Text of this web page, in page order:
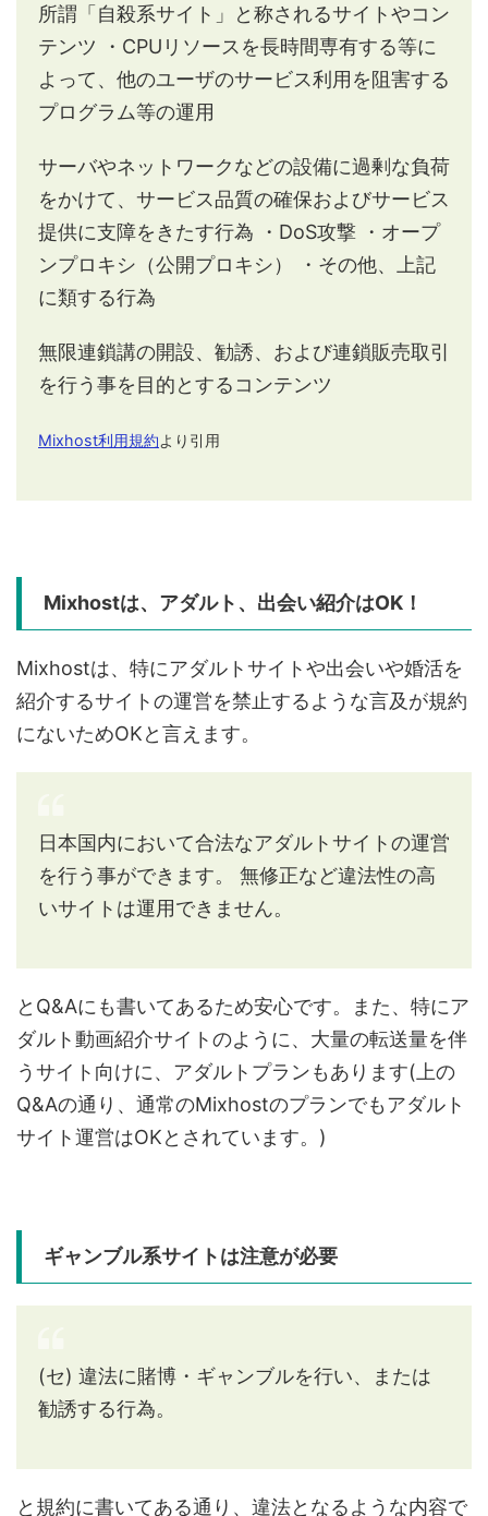
所謂「自殺系サイト」と称されるサイトやコン
テンツ ・CPUリソースを長時間専有する等に
よって、他のユーザのサービス利用を阻害する
プログラム等の運用
サーバやネットワークなどの設備に過剰な負荷
をかけて、サービス品質の確保およびサービス
提供に支障をきたす行為 ・DoS攻撃 ・オープ
ンプロキシ（公開プロキシ）
・その他、上記
に類する行為
無限連鎖講の開設、勧誘、および連鎖販売取引
を行う事を目的とするコンテンツ
Mixhost利用規約より引用
Mixhostは、アダルト、出会い紹介はOK！
Mixhostは、特にアダルトサイトや出会いや婚活を
紹介するサイトの運営を禁止するような言及が規約
にないためOKと言えます。
日本国内において合法なアダルトサイトの運営
を行う事ができます。
無修正など違法性の高
いサイトは運用できません。
とQ&Aにも書いてあるため安心です。また、特にア
ダルト動画紹介サイトのように、大量の転送量を伴
うサイト向けに、アダルトプランもあります(上の
Q&Aの通り、通常のMixhostのプランでもアダルト
サイト運営はOKとされています。)
ギャンブル系サイトは注意が必要
(セ) 違法に賭博・ギャンブルを行い、または
勧誘する行為。
と規約に書いてある通り、違法となるような内容で